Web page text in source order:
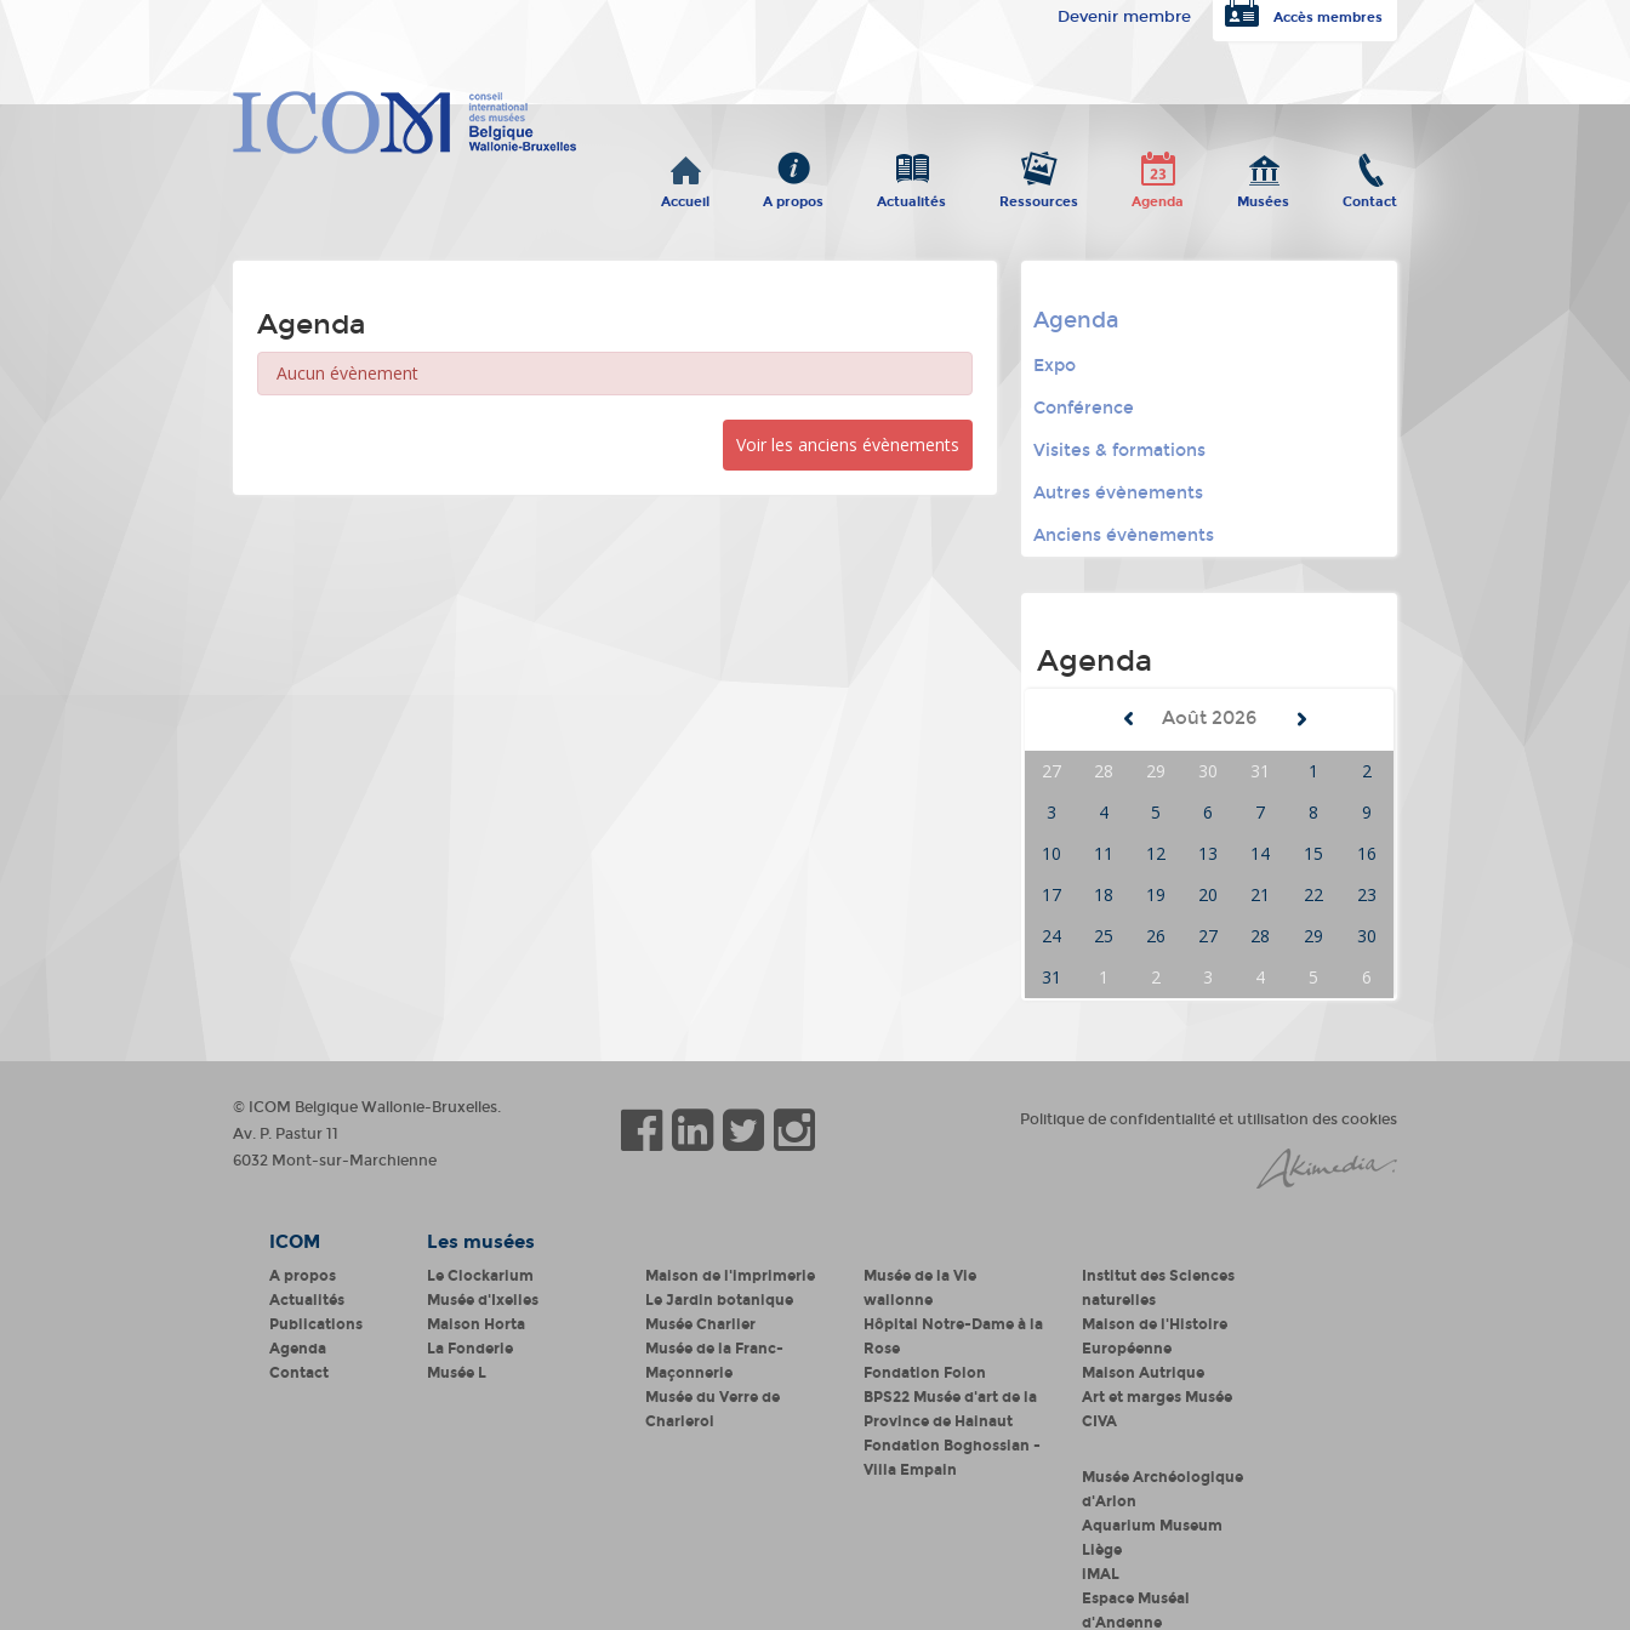
Accueil A propos Actualités Ressources Agenda Musées Contact
Devenir membre Accès membres
Agenda
Aucun évènement
Voir les anciens évènements
Agenda
Expo
Conférence
Visites & formations
Autres évènements
Anciens évènements
Agenda
Août 2026
27 28 29 30 31 1
2
3
4 5 6 7 8
9
10
11 12 13 14 15
16
17
18 19 20 21 22
23
24
25 26 27 28 29
30
31
1 2 3 4 5 6
© ICOM Belgique Wallonie-Bruxelles.
Av. P. Pastur 11
6032 Mont-sur-Marchienne
Politique de confidentialité et utilisation des cookies
ICOM
A propos
Actualités
Publications
Agenda
Contact
Les musées
Le Clockarium
Musée d'Ixelles
Maison Horta
La Fonderie
Musée L
Maison de l'imprimerie
Le Jardin botanique
Musée Charlier
Musée de la Franc-
Maçonnerie
Musée du Verre de
Charleroi
Musée de la Vie
wallonne
Hôpital Notre-Dame à la
Rose
Fondation Folon
BPS22 Musée d'art de la
Province de Hainaut
Fondation Boghossian -
Villa Empain
Institut des Sciences
naturelles
Maison de l'Histoire
Européenne
Maison Autrique
Art et marges Musée
CIVA
Musée Archéologique
d'Arlon
Aquarium Museum
Liège
iMAL
Espace Muséal
d'Andenne